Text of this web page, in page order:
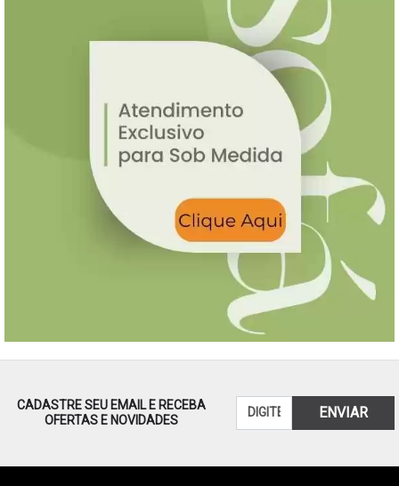
CADASTRE SEU EMAIL E RECEBA
OFERTAS E NOVIDADES
ENVIAR